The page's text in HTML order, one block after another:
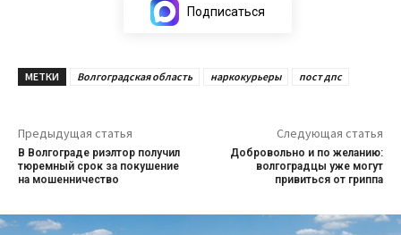
Подписаться
МЕТКИ Волгоградская область наркокурьеры пост дпс
Предыдущая статья
В Волгограде риэлтор получил
тюремный срок за покушение
на мошенничество
Следующая статья
Добровольно и по желанию:
волгоградцы уже могут
привиться от гриппа